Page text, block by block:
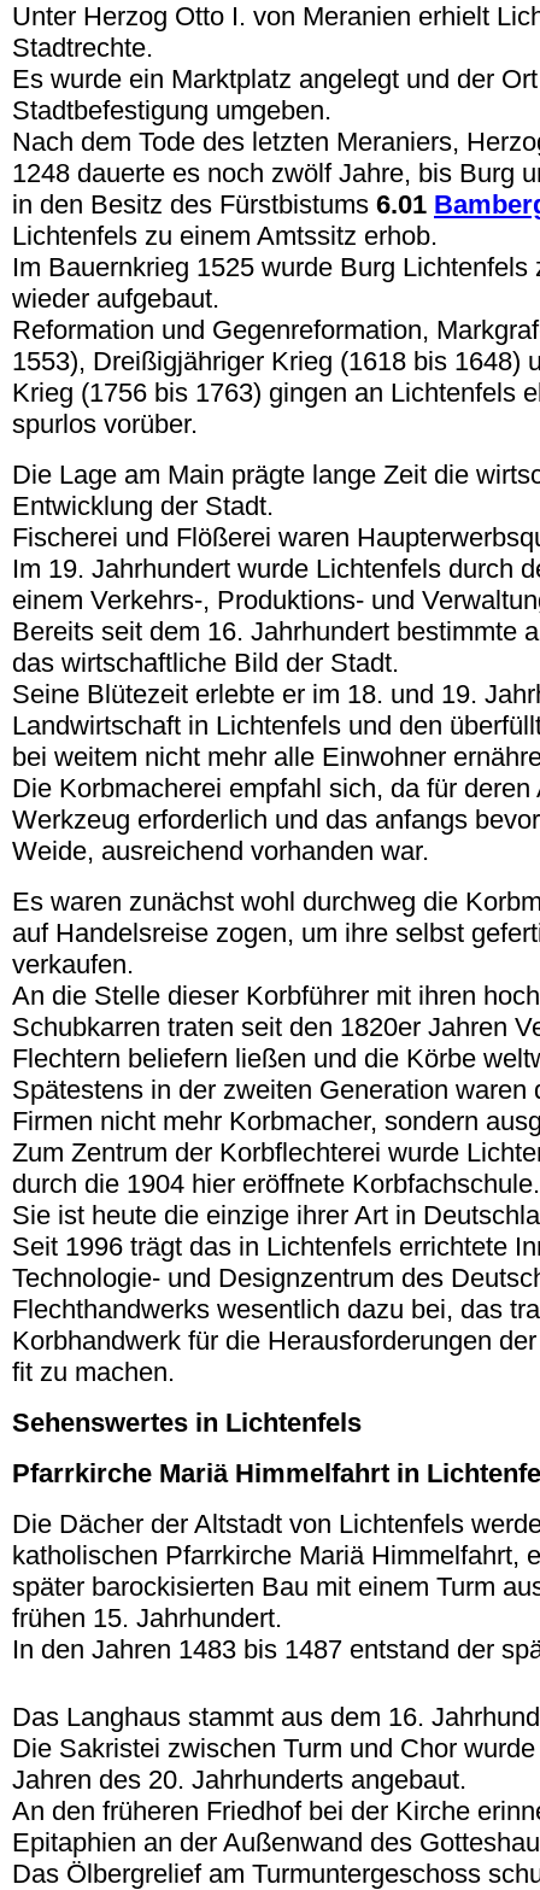
Unter Herzog Otto I. von Meranien erhielt
Stadtrechte.
Es wurde ein Marktplatz angelegt und der
Stadtbefestigung umgeben.
Nach dem Tode des letzten Meraniers,
1248 dauerte es noch zwölf Jahre, bis Burg
in den Besitz des Fürstbistums 6.01
Lichtenfels zu einem Amtssitz erhob.
Im Bauernkrieg 1525 wurde Burg Lichtenfels
wieder aufgebaut.
Reformation und Gegenreformation,
1553), Dreißigjähriger Krieg (1618 bis 1648)
Krieg (1756 bis 1763) gingen an Lichtenfels
spurlos vorüber.
Die Lage am Main prägte lange Zeit die
Entwicklung der Stadt.
Fischerei und Flößerei waren
Im 19. Jahrhundert wurde Lichtenfels durch
einem Verkehrs-, Produktions- und
Bereits seit dem 16. Jahrhundert bestimmte
das wirtschaftliche Bild der Stadt.
Seine Blütezeit erlebte er im 18. und 19.
Landwirtschaft in Lichtenfels und den
bei weitem nicht mehr alle Einwohner
Die Korbmacherei empfahl sich, da für
Werkzeug erforderlich und das anfangs
Weide, ausreichend vorhanden war.
Es waren zunächst wohl durchweg die
auf Handelsreise zogen, um ihre selbst
verkaufen.
An die Stelle dieser Korbführer mit ihren
Schubkarren traten seit den 1820er Jahren
Flechtern beliefern ließen und die Körbe
Spätestens in der zweiten Generation waren
Firmen nicht mehr Korbmacher, sondern
Zum Zentrum der Korbflechterei wurde
durch die 1904 hier eröffnete Korbfachschule.
Sie ist heute die einzige ihrer Art in
Seit 1996 trägt das in Lichtenfels errichtete
Technologie- und Designzentrum des
Flechthandwerks wesentlich dazu bei, das
Korbhandwerk für die Herausforderungen
fit zu machen.
Sehenswertes in Lichtenfels
Pfarrkirche Mariä Himmelfahrt in
Die Dächer der Altstadt von Lichtenfels
katholischen Pfarrkirche Mariä Himmelfahrt,
später barockisierten Bau mit einem Turm
frühen 15. Jahrhundert.
In den Jahren 1483 bis 1487 entstand der
Das Langhaus stammt aus dem 16.
Die Sakristei zwischen Turm und Chor
Jahren des 20. Jahrhunderts angebaut.
An den früheren Friedhof bei der Kirche
Epitaphien an der Außenwand des
Das Ölbergrelief am Turmuntergeschoss